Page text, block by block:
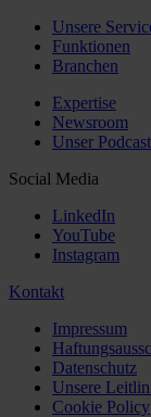
Unsere
Funktionen
Branchen
Expertise
Newsroom
Unser Podcast
Social Media
LinkedIn
YouTube
Instagram
Kontakt
Impressum
Datenschutz
Unsere
Cookie Policy